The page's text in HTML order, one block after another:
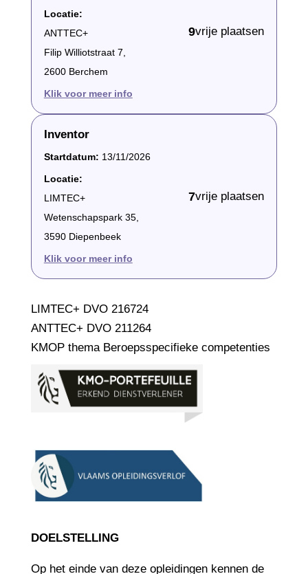
Locatie:
ANTTEC+
Filip Williotstraat 7,
2600 Berchem
Klik voor meer info
9vrije plaatsen
Inventor
Startdatum: 13/11/2026
Locatie:
LIMTEC+
Wetenschapspark 35,
3590 Diepenbeek
Klik voor meer info
7vrije plaatsen
LIMTEC+ DVO 216724
ANTTEC+ DVO 211264
KMOP thema Beroepsspecifieke competenties
DOELSTELLING
Op het einde van deze opleidingen kennen de